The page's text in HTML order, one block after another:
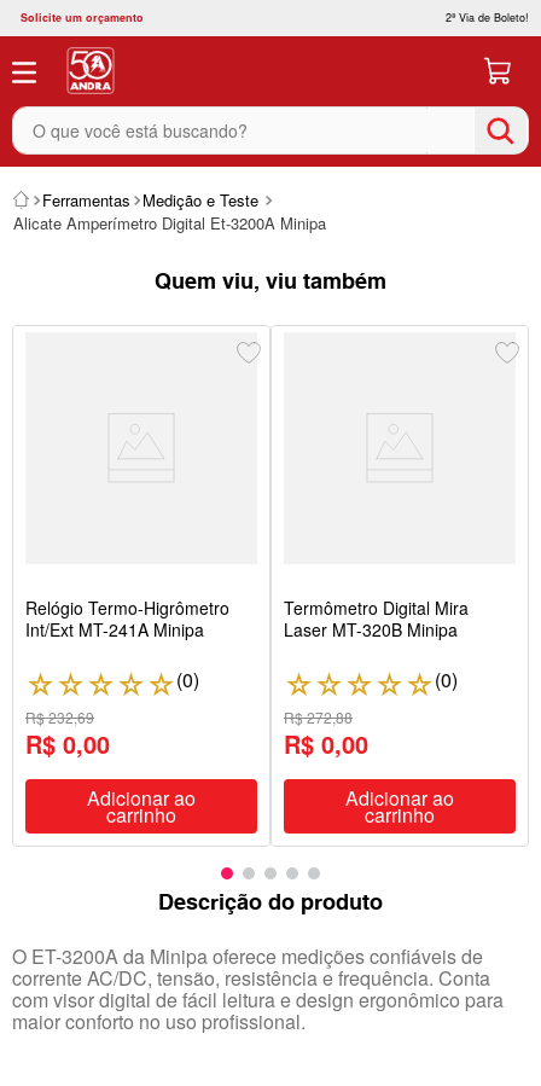
Solicite um orçamento 2ª Via de Boleto!
O que você está buscando?
Ferramentas
Medição e Teste
Alicate Amperímetro Digital Et-3200A Minipa
Quem viu, viu também
Relógio Termo-Higrômetro
Int/Ext MT-241A Minipa
☆☆☆☆☆(0)
R$ 232,69
R$ 0,00
Adicionar ao
carrinho
Termômetro Digital Mira
Laser MT-320B Minipa
☆☆☆☆☆(0)
R$ 272,88
R$ 0,00
Adicionar ao
carrinho
Descrição do produto
O ET-3200A da Minipa oferece medições confiáveis de
corrente AC/DC, tensão, resistência e frequência. Conta
com visor digital de fácil leitura e design ergonômico para
maior conforto no uso profissional.